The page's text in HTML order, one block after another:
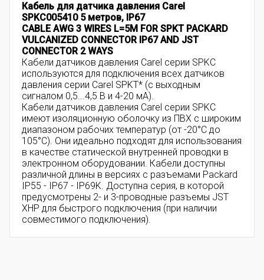
Кабель для датчика давления Carel
SPKC005410 5 метров, IP67
CABLE AWG 3 WIRES L=5M FOR SPKT PACKARD
VULCANIZED CONNECTOR IP67 AND JST
CONNECTOR 2 WAYS
Кабели датчиков давления Carel серии SPKC
используются для подключения всех датчиков
давления серии Carel SPKT* (с выходным
сигналом 0,5...4,5 В и 4-20 мА).
Кабели датчиков давления Carel серии SPKC
имеют изоляционную оболочку из ПВХ с широким
диапазоном рабочих температур (от -20°C до
105°C). Они идеально подходят для использования
в качестве статической внутренней проводки в
электронном оборудовании. Кабели доступны
различной длины в версиях с разъемами Packard
IP55 - IP67 - IP69K. Доступна серия, в которой
предусмотрены 2- и 3-проводные разъемы JST
XHP для быстрого подключения (при наличии
совместимого подключения).